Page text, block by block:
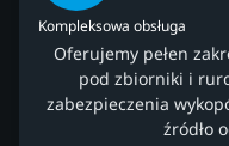
Kompleksowa obsługa
Oferujemy pełen
pod zbiorniki i
zabezpieczenia
źródło